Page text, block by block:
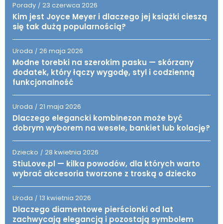
Porady / 23 czerwca 2026
Kim jest Joyce Meyer i dlaczego jej książki cieszą
się tak dużą popularnością?
Uroda / 26 maja 2026
Modne torebki na szerokim pasku — skórzany
dodatek, który łączy wygodę, styl i codzienną
funkcjonalność
Uroda / 21 maja 2026
Dlaczego elegancki kombinezon może być
dobrym wyborem na wesele, bankiet lub kolację?
Dziecko / 28 kwietnia 2026
StiuLove.pl — kilka powodów, dla których warto
wybrać akcesoria tworzone z troską o dziecko
Uroda / 13 kwietnia 2026
Dlaczego diamentowe pierścionki od lat
zachwycają elegancją i pozostają symbolem